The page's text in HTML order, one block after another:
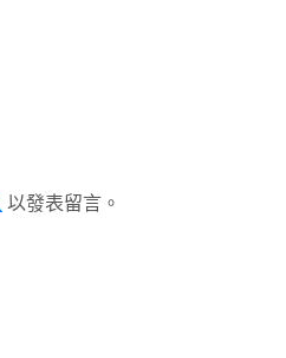
以發表留言。